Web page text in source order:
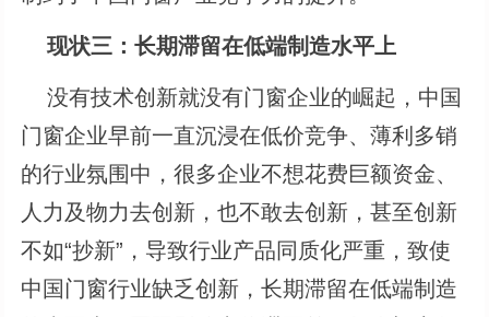
现状三：长期滞留在低端制造水平上
没有技术创新就没有门窗企业的崛起，中国
门窗企业早前一直沉浸在低价竞争、薄利多销
的行业氛围中，很多企业不想花费巨额资金、
人力及物力去创新，也不敢去创新，甚至创新
不如“抄新”，导致行业产品同质化严重，致使
中国门窗行业缺乏创新，长期滞留在低端制造